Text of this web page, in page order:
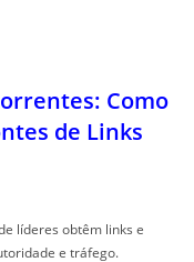
Como
de Links
líderes obtêm links e
e tráfego.